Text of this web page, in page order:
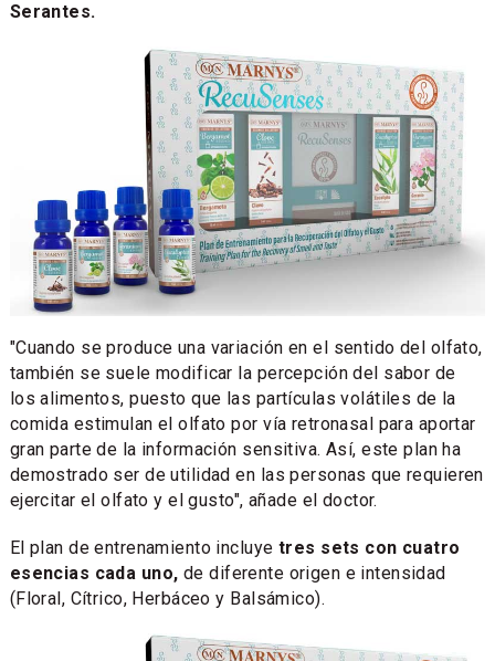
Serantes.
"Cuando se produce una variación en el sentido del olfato,
también se suele modificar la percepción del sabor de
los alimentos, puesto que las partículas volátiles de la
comida estimulan el olfato por vía retronasal para aportar
gran parte de la información sensitiva. Así, este plan ha
demostrado ser de utilidad en las personas que requieren
ejercitar el olfato y el gusto", añade el doctor.
El plan de entrenamiento incluye tres sets con cuatro
esencias cada uno, de diferente origen e intensidad
(Floral, Cítrico, Herbáceo y Balsámico).